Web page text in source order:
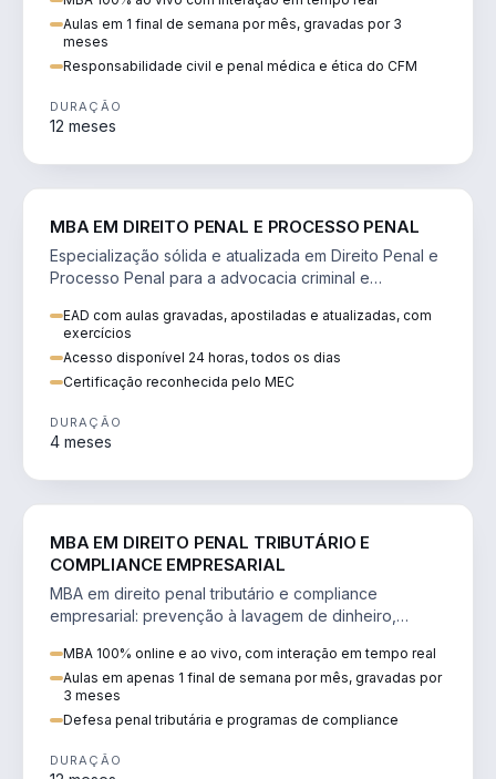
Aulas em 1 final de semana por mês, gravadas por 3
meses
Responsabilidade civil e penal médica e ética do CFM
DURAÇÃO
12 meses
MBA EM DIREITO PENAL E PROCESSO PENAL
Especialização sólida e atualizada em Direito Penal e
Processo Penal para a advocacia criminal e
EAD com aulas gravadas, apostiladas e atualizadas, com
exercícios
Acesso disponível 24 horas, todos os dias
Certificação reconhecida pelo MEC
DURAÇÃO
4 meses
MBA EM DIREITO PENAL TRIBUTÁRIO E
COMPLIANCE EMPRESARIAL
MBA em direito penal tributário e compliance
empresarial: prevenção à lavagem de dinheiro,
MBA 100% online e ao vivo, com interação em tempo real
Aulas em apenas 1 final de semana por mês, gravadas por
3 meses
Defesa penal tributária e programas de compliance
DURAÇÃO